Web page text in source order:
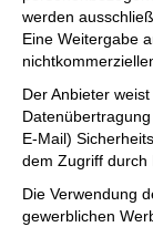
werden
Eine Weitergabe
Der Anbieter
E-Mail)
dem Zugriff durch
Die Verwendung
gewerblichen